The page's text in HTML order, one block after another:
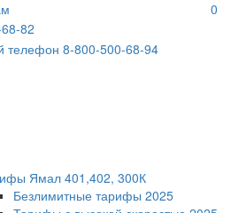
82
телефон 8-800-500-68-94
0
Ямал 401,402, 300К
Безлимитные тарифы 2025